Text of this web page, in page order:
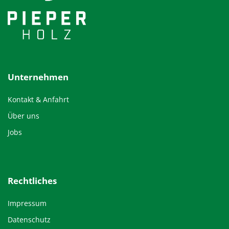
Unternehmen
Kontakt & Anfahrt
Über uns
Jobs
Rechtliches
Impressum
Datenschutz